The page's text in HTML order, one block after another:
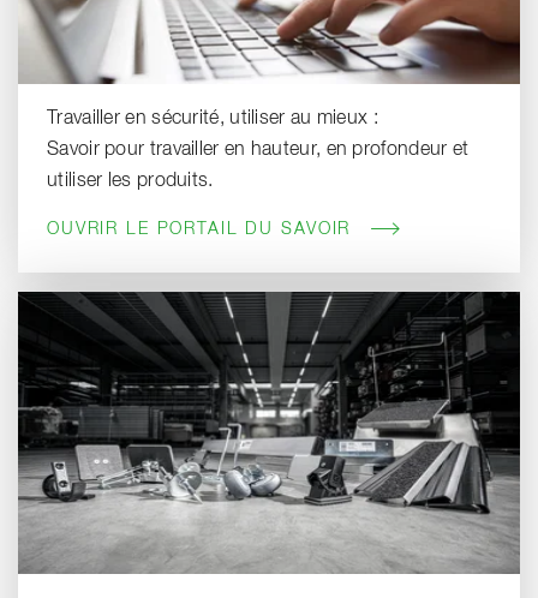
Travailler en sécurité, utiliser au mieux :
Savoir pour travailler en hauteur, en profondeur et
utiliser les produits.
OUVRIR LE PORTAIL DU SAVOIR